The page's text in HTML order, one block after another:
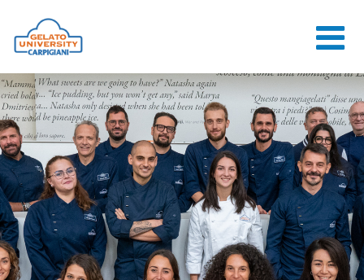
HOME
L'ÉCOLE
COURS EN
LIGNE
COURS
CONSEILS
CONTACTS